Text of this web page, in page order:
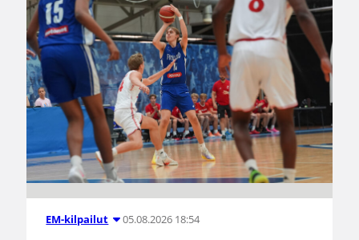
EM-kilpailut 05.08.2026 18:54